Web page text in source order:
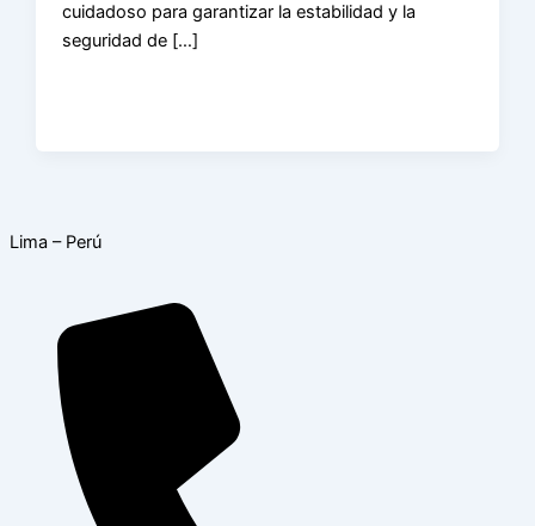
cuidadoso para garantizar la estabilidad y la
seguridad de […]
Lima – Perú